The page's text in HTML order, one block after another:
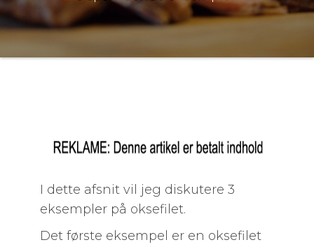
I dette afsnit vil jeg diskutere 3
eksempler på oksefilet.
Det første eksempel er en oksefilet